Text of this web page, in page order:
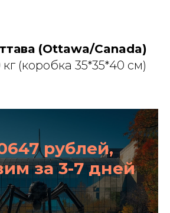
(Ottawa/Canada)
кг (коробка 35*35*40 см)
рублей,
за 3-7 дней